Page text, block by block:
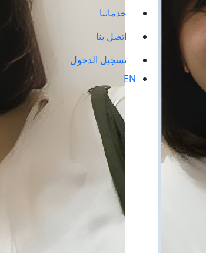
خدماتنا
اتصل بنا
تسجيل الدخول
EN